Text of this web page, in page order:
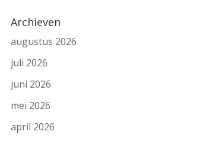
Archieven
augustus 2026
juli 2026
juni 2026
mei 2026
april 2026